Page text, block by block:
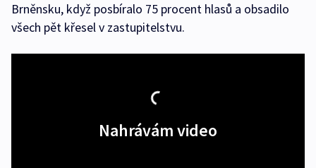
Brněnsku, když posbíralo 75 procent hlasů a obsadilo
všech pět křesel v zastupitelstvu.
Nahrávám video